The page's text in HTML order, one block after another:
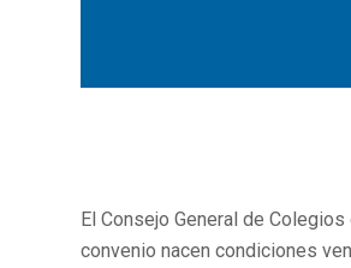
El Consejo General de
convenio nacen condiciones